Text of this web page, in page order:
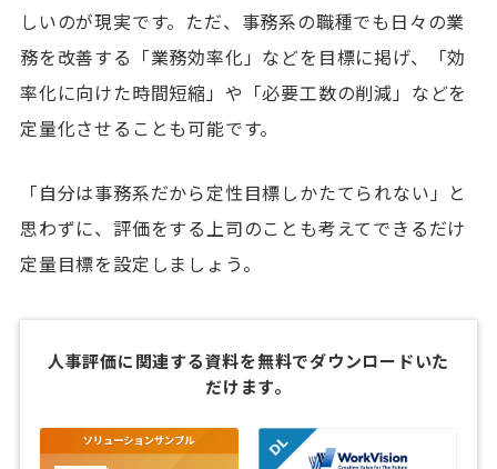
しいのが現実です。ただ、事務系の職種でも日々の業
務を改善する「業務効率化」などを目標に掲げ、「効
率化に向けた時間短縮」や「必要工数の削減」などを
定量化させることも可能です。
「自分は事務系だから定性目標しかたてられない」と
思わずに、評価をする上司のことも考えてできるだけ
定量目標を設定しましょう。
人事評価に関連する資料を無料でダウンロードいた
だけます。